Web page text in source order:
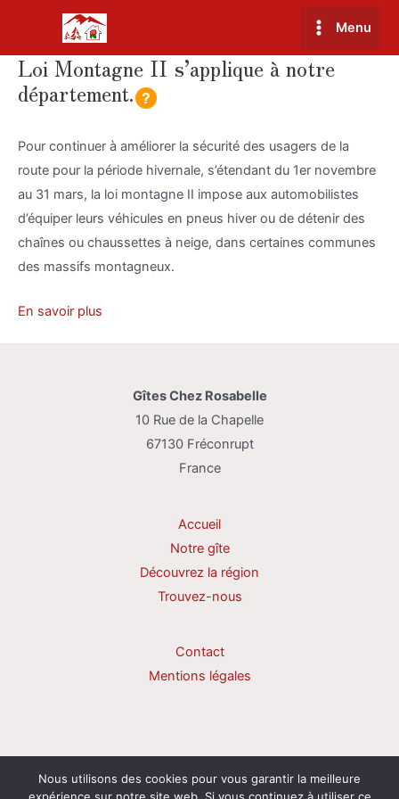
contenu
Menu
Menu
Loi Montagne II s’applique à notre
département.
Pour continuer à améliorer la sécurité des usagers de la
route pour la période hivernale, s’étendant du 1er novembre
au 31 mars, la loi montagne II impose aux automobilistes
d’équiper leurs véhicules en pneus hiver ou de détenir des
chaînes ou chaussettes à neige, dans certaines communes
des massifs montagneux.
En savoir plus
Gîtes Chez Rosabelle
10 Rue de la Chapelle
67130 Fréconrupt
France
Accueil
Notre gîte
Découvrez la région
Trouvez-nous
Contact
Mentions légales
Copyright © 2026 Chez Rosabelle
Nous utilisons des cookies pour vous garantir la meilleure